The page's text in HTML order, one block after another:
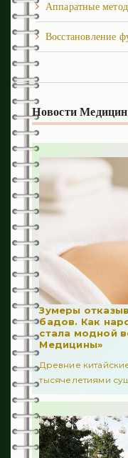
Аппаратные
Восстановление
Когнитивные
Кровоизлияния
Медвебинар
Осложнения
Последствия
Профилактика
Реабилитация
Спастичность
Уход
Отиатрия
Новости
Зумеры
бадов. Как
стала модной
Медицины»
Древние
тысячелетиями